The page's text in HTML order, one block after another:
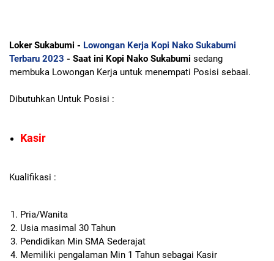
Loker Sukabumi - Lowongan Kerja Kopi Nako Sukabumi
Terbaru 2023 - Saat ini Kopi Nako Sukabumi sedang
membuka Lowongan Kerja untuk menempati Posisi sebaai.
Dibutuhkan Untuk Posisi :
Kasir
Kualifikasi :
Pria/Wanita
Usia masimal 30 Tahun
Pendidikan Min SMA Sederajat
Memiliki pengalaman Min 1 Tahun sebagai Kasir